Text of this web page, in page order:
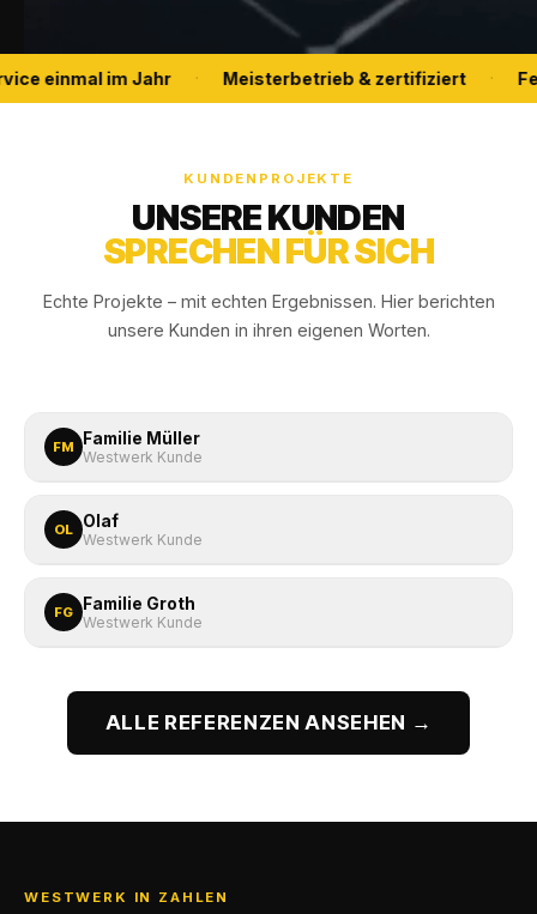
einmal im Jahr Meisterbetrieb & zertifiziert
KUNDENPROJEKTE
UNSERE KUNDEN
SPRECHEN FÜR SICH
Echte Projekte – mit echten Ergebnissen. Hier berichten
unsere Kunden in ihren eigenen Worten.
FM Familie Müller
Westwerk Kunde
OL Olaf
Westwerk Kunde
FG Familie Groth
Westwerk Kunde
ALLE REFERENZEN ANSEHEN →
WESTWERK IN ZAHLEN